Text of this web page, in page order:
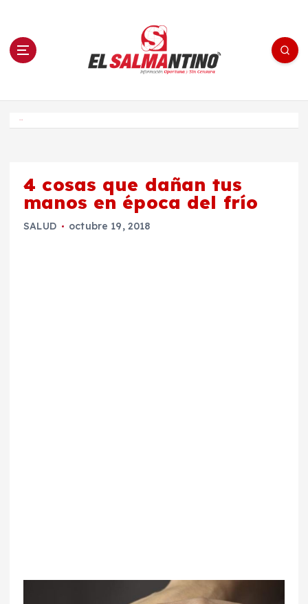
n El Salmantino - medios/noticias/editorial
4 cosas que dañan tus
manos en época del frío
SALUD octubre 19, 2018